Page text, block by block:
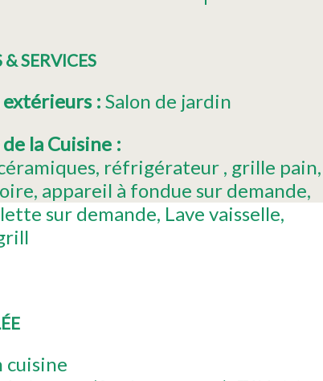
SERVICES
extérieurs : Salon de jardin
la Cuisine :
réfrigérateur grille pain
appareil à fondue sur demande
sur demande Lave vaisselle
cuisine